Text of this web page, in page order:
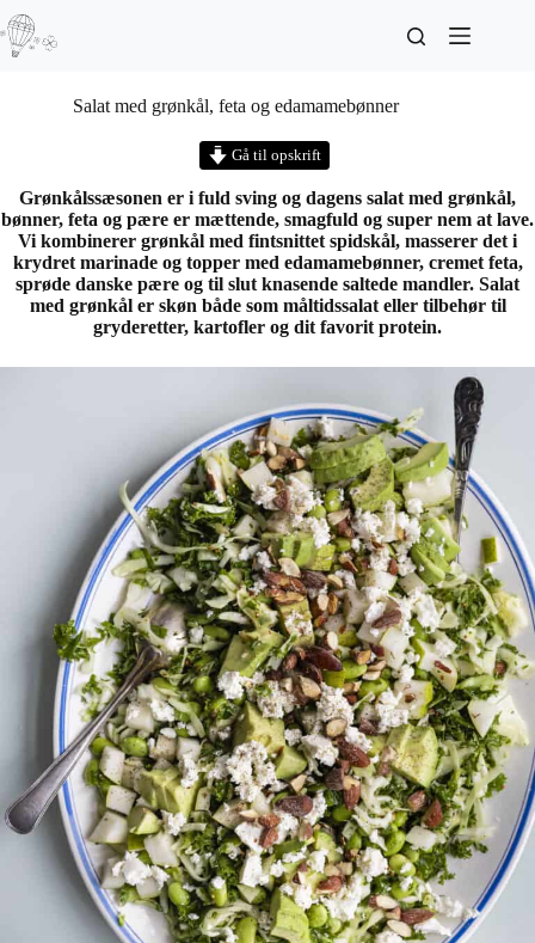
Salat med grønkål, feta og edamamebønner
Gå til opskrift
Grønkålssæsonen er i fuld sving og dagens salat med grønkål,
bønner, feta og pære er mættende, smagfuld og super nem at lave.
Vi kombinerer grønkål med fintsnittet spidskål, masserer det i
krydret marinade og topper med edamamebønner, cremet feta,
sprøde danske pære og til slut knasende saltede mandler. Salat
med grønkål er skøn både som måltidssalat eller tilbehør til
gryderetter, kartofler og dit favorit protein.